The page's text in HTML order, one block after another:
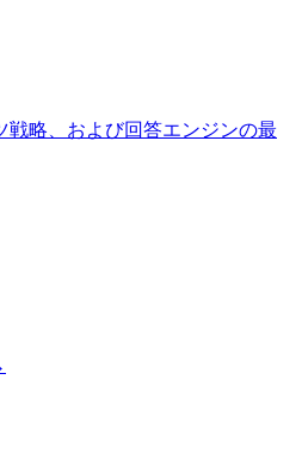
戦略、および回答エンジンの最